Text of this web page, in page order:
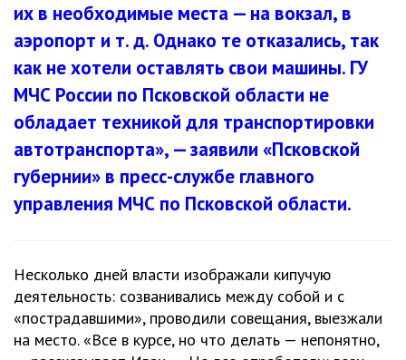
их в необходимые места — на вокзал, в
аэропорт и т. д. Однако те отказались, так
как не хотели оставлять свои машины. ГУ
МЧС России по Псковской области не
обладает техникой для транспортировки
автотранспорта», — заявили «Псковской
губернии» в пресс-службе главного
управления МЧС по Псковской области.
Несколько дней власти изображали кипучую
деятельность: созванивались между собой и с
«пострадавшими», проводили совещания, выезжали
на место. «Все в курсе, но что делать — непонятно,